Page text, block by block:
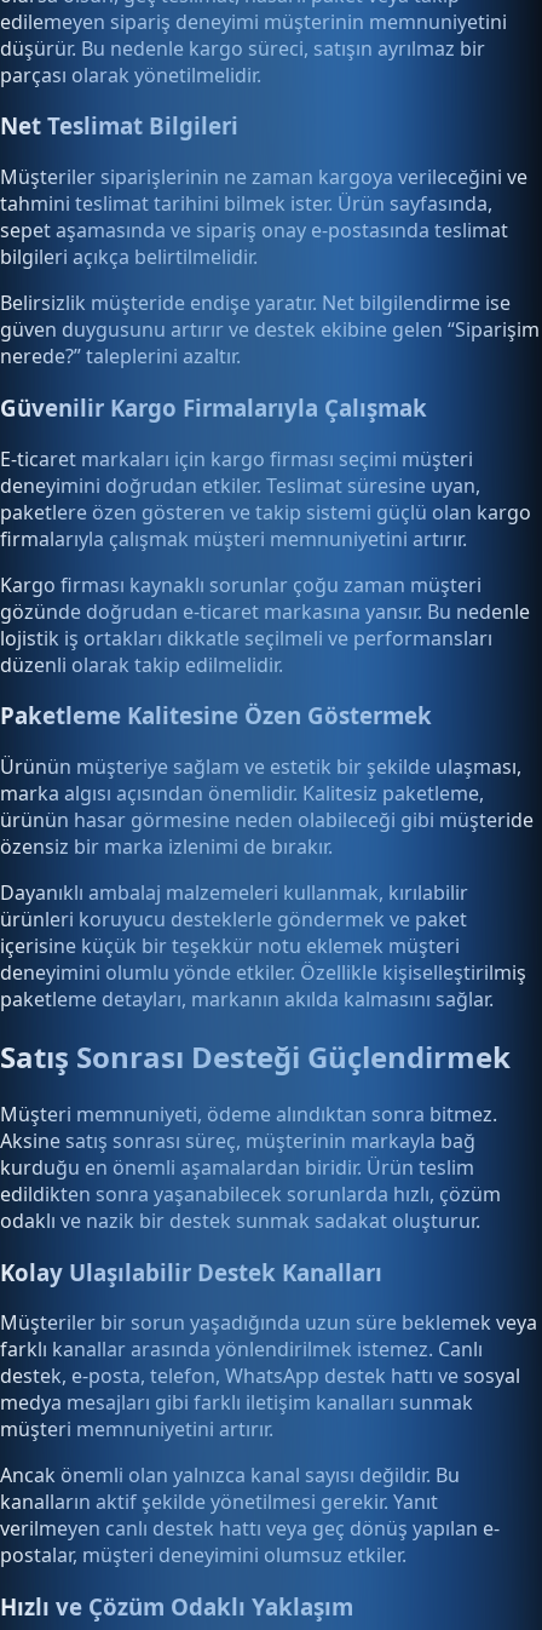
edilemeyen sipariş deneyimi müşterinin memnuniyetini
düşürür. Bu nedenle kargo süreci, satışın ayrılmaz bir
parçası olarak yönetilmelidir.
Net Teslimat Bilgileri
Müşteriler siparişlerinin ne zaman kargoya verileceğini ve
tahmini teslimat tarihini bilmek ister. Ürün sayfasında,
sepet aşamasında ve sipariş onay e-postasında teslimat
bilgileri açıkça belirtilmelidir.
Belirsizlik müşteride endişe yaratır. Net bilgilendirme ise
güven duygusunu artırır ve destek ekibine gelen “Siparişim
nerede?” taleplerini azaltır.
Güvenilir Kargo Firmalarıyla Çalışmak
E-ticaret markaları için kargo firması seçimi müşteri
deneyimini doğrudan etkiler. Teslimat süresine uyan,
paketlere özen gösteren ve takip sistemi güçlü olan kargo
firmalarıyla çalışmak müşteri memnuniyetini artırır.
Kargo firması kaynaklı sorunlar çoğu zaman müşteri
gözünde doğrudan e-ticaret markasına yansır. Bu nedenle
lojistik iş ortakları dikkatle seçilmeli ve performansları
düzenli olarak takip edilmelidir.
Paketleme Kalitesine Özen Göstermek
Ürünün müşteriye sağlam ve estetik bir şekilde ulaşması,
marka algısı açısından önemlidir. Kalitesiz paketleme,
ürünün hasar görmesine neden olabileceği gibi müşteride
özensiz bir marka izlenimi de bırakır.
Dayanıklı ambalaj malzemeleri kullanmak, kırılabilir
ürünleri koruyucu desteklerle göndermek ve paket
içerisine küçük bir teşekkür notu eklemek müşteri
deneyimini olumlu yönde etkiler. Özellikle kişiselleştirilmiş
paketleme detayları, markanın akılda kalmasını sağlar.
Satış Sonrası Desteği Güçlendirmek
Müşteri memnuniyeti, ödeme alındıktan sonra bitmez.
Aksine satış sonrası süreç, müşterinin markayla bağ
kurduğu en önemli aşamalardan biridir. Ürün teslim
edildikten sonra yaşanabilecek sorunlarda hızlı, çözüm
odaklı ve nazik bir destek sunmak sadakat oluşturur.
Kolay Ulaşılabilir Destek Kanalları
Müşteriler bir sorun yaşadığında uzun süre beklemek veya
farklı kanallar arasında yönlendirilmek istemez. Canlı
destek, e-posta, telefon, WhatsApp destek hattı ve sosyal
medya mesajları gibi farklı iletişim kanalları sunmak
müşteri memnuniyetini artırır.
Ancak önemli olan yalnızca kanal sayısı değildir. Bu
kanalların aktif şekilde yönetilmesi gerekir. Yanıt
verilmeyen canlı destek hattı veya geç dönüş yapılan e-
postalar, müşteri deneyimini olumsuz etkiler.
Hızlı ve Çözüm Odaklı Yaklaşım